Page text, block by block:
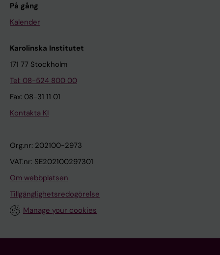
På gång
Kalender
Karolinska Institutet
171 77 Stockholm
Tel: 08-524 800 00
Fax: 08-31 11 01
Kontakta KI
Org.nr: 202100-2973
VAT.nr: SE202100297301
Om webbplatsen
Tillgänglighetsredogörelse
Manage your cookies